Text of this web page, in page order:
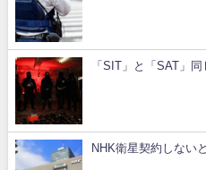
「SIT」と「SAT」
NHK衛星契約しない